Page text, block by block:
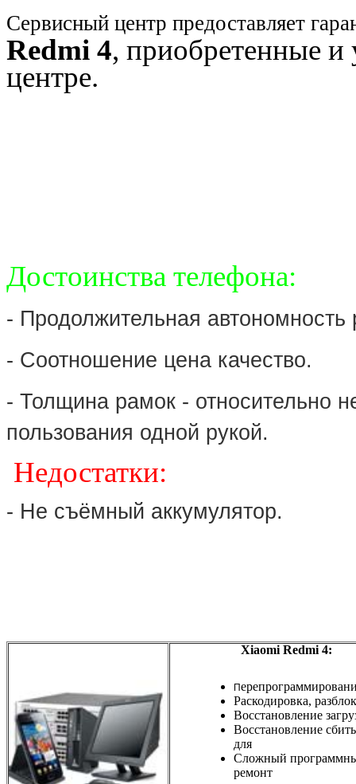
Сервисный центр предоставляет
Redmi 4, приобретенные и
центре.
Достоинства телефона:
- Продолжительная автономность
- Соотношение цена качество.
- Толщина рамок - относительно
пользования одной рукой.
Недостатки:
- Не съёмный аккумулятор.
Xiaomi Redmi 4:
П
Раскодировка,
Восстановление
Восстановление
для
Сложный
ремонт